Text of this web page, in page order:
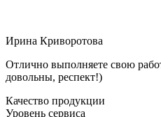
Ирина Криворотова
Отлично выполняете свою
довольны, респект!)
Качество продукции
Уровень сервиса